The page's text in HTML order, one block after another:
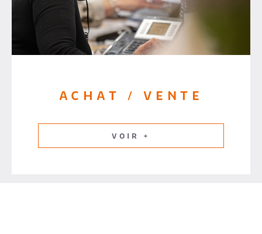
ACHAT / VENTE
VOIR +